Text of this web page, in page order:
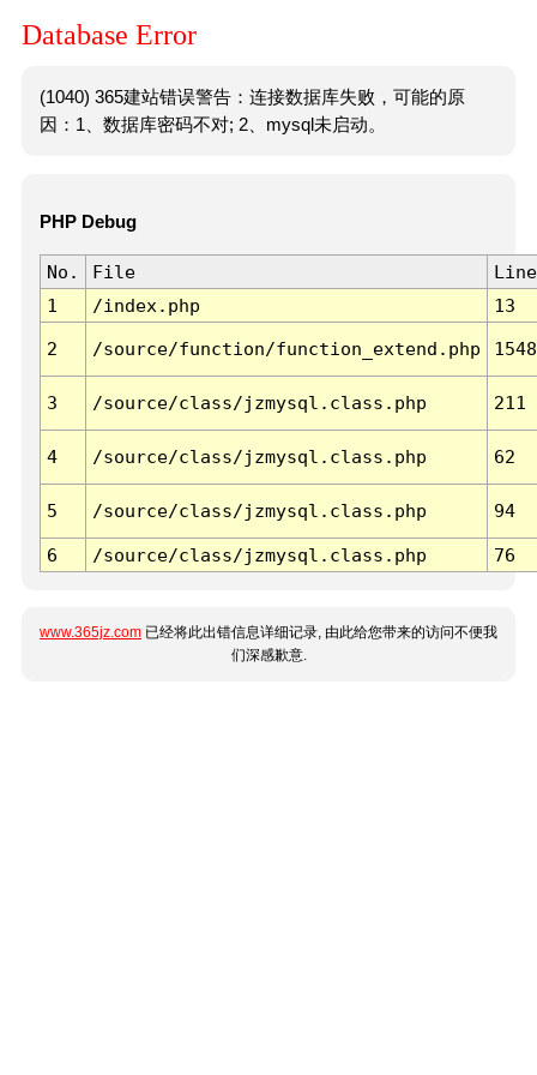
Database Error
(1040) 365建站错误警告：连接数据库失败，可能的原
因：1、数据库密码不对; 2、mysql未启动。
PHP Debug
No. File
Line
1
/index.php 13
2 /source/function/function_extend.php 1548
3 /source/class/jzmysql.class.php 211
4 /source/class/jzmysql.class.php 62
5 /source/class/jzmysql.class.php 94
6 /source/class/jzmysql.class.php 76
www.365jz.com 已经将此出错信息详细记录, 由此给您带来的访问不便我
们深感歉意.